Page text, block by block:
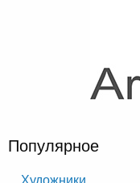
Популярное